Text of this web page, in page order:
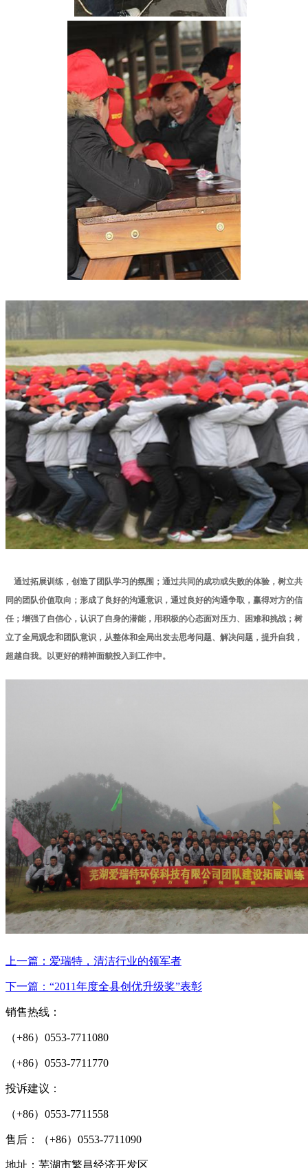
通过拓展训练，创造了团队学习的氛围；通过共同的成功或失败的体验，树立共
同的团队价值取向；形成了良好的沟通意识，通过良好的沟通争取，赢得对方的信
任；增强了自信心，认识了自身的潜能，用积极的心态面对压力、困难和挑战；树
立了全局观念和团队意识，从整体和全局出发去思考问题、解决问题，提升自我，
超越自我。以更好的精神面貌投入到工作中。
上一篇：爱瑞特，清洁行业的领军者
下一篇：“2011年度全县创优升级奖”表彰
销售热线：
（+86）0553-7711080
（+86）0553-7711770
投诉建议：
（+86）0553-7711558
售后：（+86）0553-7711090
地址：芜湖市繁昌经济开发区